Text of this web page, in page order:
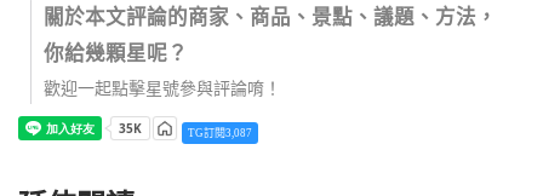
關於本文評論的商家、商品、景點、議題、方法，
你給幾顆星呢？
歡迎一起點擊星號參與評論唷！
TG訂閱3,087